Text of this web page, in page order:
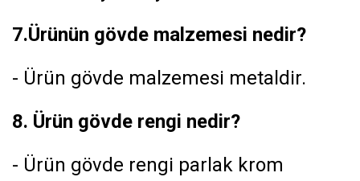
7.Ürünün gövde malzemesi nedir?
- Ürün gövde malzemesi metaldir.
8. Ürün gövde rengi nedir?
- Ürün gövde rengi parlak krom